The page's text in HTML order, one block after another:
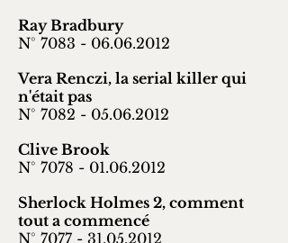
Ray Bradbury
N° 7083 - 06.06.2012
Vera Renczi, la serial killer qui
n'était pas
N° 7082 - 05.06.2012
Clive Brook
N° 7078 - 01.06.2012
Sherlock Holmes 2, comment
tout a commencé
N° 7077 - 31.05.2012